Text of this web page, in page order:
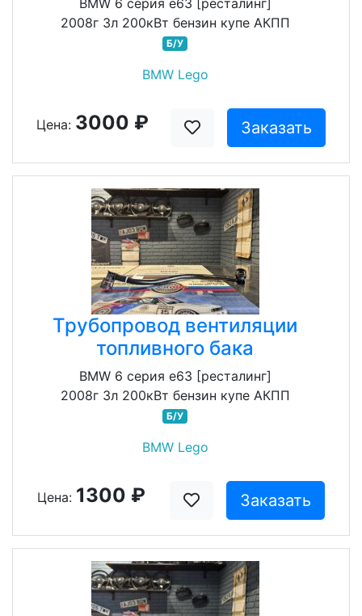
BMW 6 серия e63 [ресталинг]
2008г 3л 200кВт бензин купе АКПП
Б/У
BMW Lego
Цена: 3000 ₽ Заказать
Трубопровод вентиляции
топливного бака
BMW 6 серия e63 [ресталинг]
2008г 3л 200кВт бензин купе АКПП
Б/У
BMW Lego
Цена: 1300 ₽ Заказать